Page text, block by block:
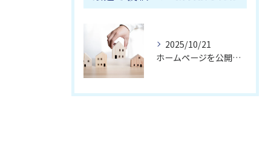
2025/10/21
ホームページを公開しました。